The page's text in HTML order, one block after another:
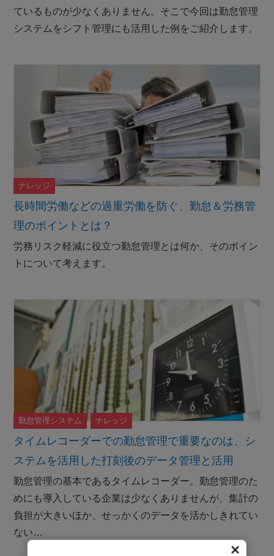
ているものが少なくありません。そこで今回は勤怠管理
システムをシフト管理にも活用した例をご紹介します。
長時間労働などの過重労働を防ぐ、勤怠＆労務管
理のポイントとは？
ナレッジ
労務リスク軽減に役立つ勤怠管理とは何か、そのポイン
トについて考えます。
タイムレコーダーでの勤怠管理で重要なのは、シ
ステムを活用した打刻後のデータ管理と活用
勤怠管理システム ナレッジ
勤怠管理の基本であるタイムレコーダー。勤怠管理のた
めにも導入している企業は少なくありませんが、集計の
負担が大きいほか、せっかくのデータを活かしきれてい
ない…
✕